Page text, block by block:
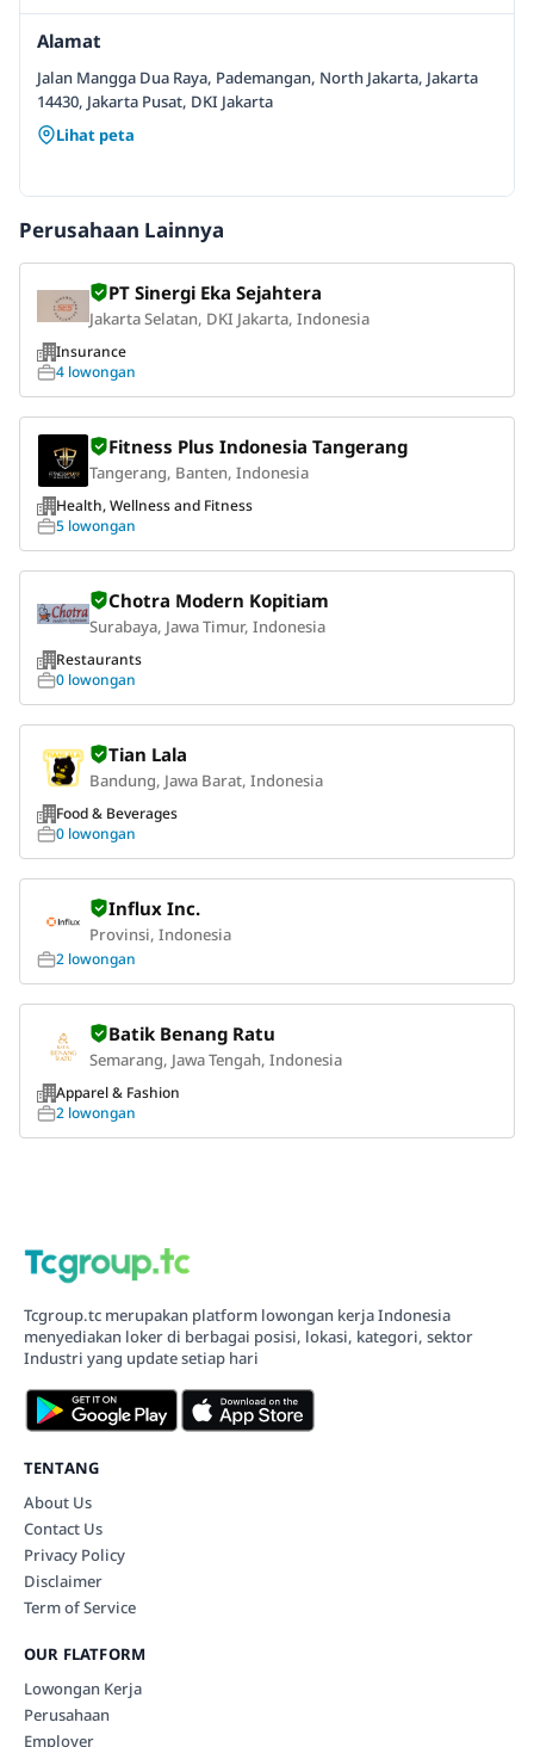
Alamat
Jalan Mangga Dua Raya, Pademangan, North Jakarta, Jakarta
14430, Jakarta Pusat, DKI Jakarta
Lihat peta
Perusahaan Lainnya
PT Sinergi Eka Sejahtera
Jakarta Selatan, DKI Jakarta, Indonesia
Insurance
4 lowongan
Fitness Plus Indonesia Tangerang
Tangerang, Banten, Indonesia
Health, Wellness and Fitness
5 lowongan
Chotra Modern Kopitiam
Surabaya, Jawa Timur, Indonesia
Restaurants
0 lowongan
Tian Lala
Bandung, Jawa Barat, Indonesia
Food & Beverages
0 lowongan
Influx Inc.
Provinsi, Indonesia
2 lowongan
Batik Benang Ratu
Semarang, Jawa Tengah, Indonesia
Apparel & Fashion
2 lowongan
Tcgroup.tc merupakan platform lowongan kerja Indonesia
menyediakan loker di berbagai posisi, lokasi, kategori, sektor
Industri yang update setiap hari
TENTANG
About Us
Contact Us
Privacy Policy
Disclaimer
Term of Service
OUR FLATFORM
Lowongan Kerja
Perusahaan
Employer